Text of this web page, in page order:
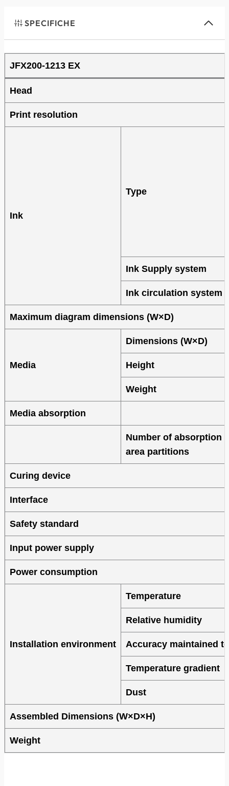
SPECIFICHE
JFX200-1213 EX
Head
Print resolution
Ink
Type
Ink Supply system
Ink circulation system
Maximum diagram dimensions (W×D)
Media
Dimensions (W×D)
Height
Weight
Media absorption
Number of absorption
area partitions
Curing device
Interface
Safety standard
Input power supply
Power consumption
Installation environment
Temperature
Relative humidity
Accuracy maintained
Temperature gradient
Dust
Assembled Dimensions (W×D×H)
Weight